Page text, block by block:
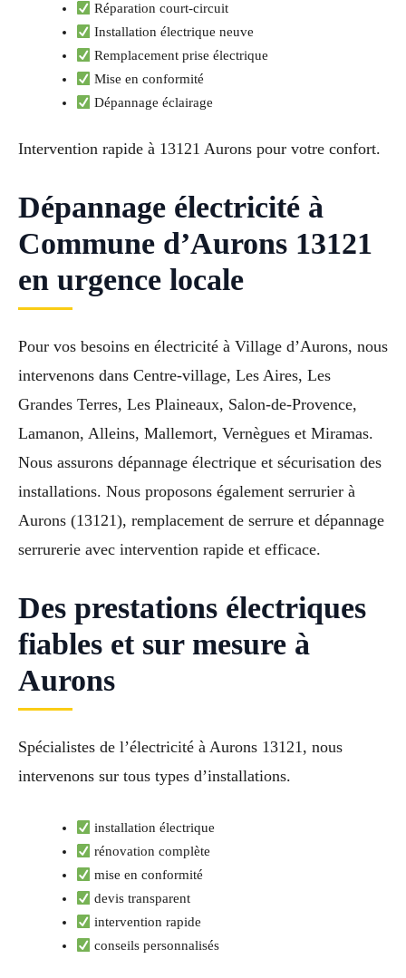
Réparation court-circuit
Installation électrique neuve
Remplacement prise électrique
Mise en conformité
Dépannage éclairage
Intervention rapide à 13121 Aurons pour votre confort.
Dépannage électricité à
Commune d’Aurons 13121
en urgence locale
Pour vos besoins en électricité à Village d’Aurons, nous
intervenons dans Centre-village, Les Aires, Les
Grandes Terres, Les Plaineaux, Salon-de-Provence,
Lamanon, Alleins, Mallemort, Vernègues et Miramas.
Nous assurons dépannage électrique et sécurisation des
installations. Nous proposons également serrurier à
Aurons (13121), remplacement de serrure et dépannage
serrurerie avec intervention rapide et efficace.
Des prestations électriques
fiables et sur mesure à
Aurons
Spécialistes de l’électricité à Aurons 13121, nous
intervenons sur tous types d’installations.
installation électrique
rénovation complète
mise en conformité
devis transparent
intervention rapide
conseils personnalisés